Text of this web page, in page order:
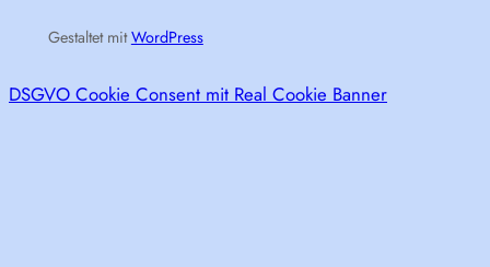
Gestaltet mitWordPress
DSGVO Cookie Consent mit Real Cookie Banner